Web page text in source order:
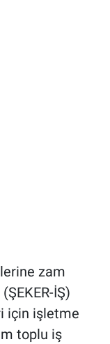
zam
İŞ)
için işletme
toplu iş